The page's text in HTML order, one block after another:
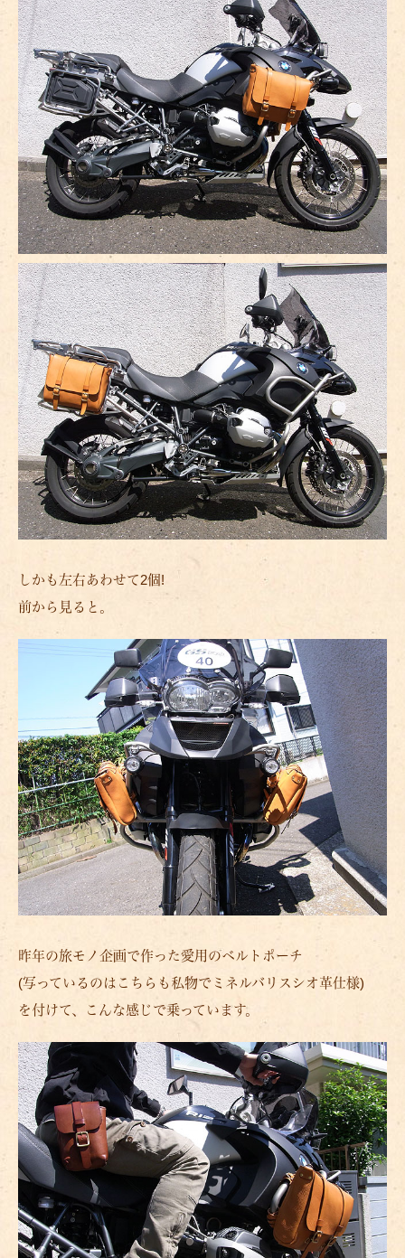
しかも左右あわせて2個!
前から見ると。
昨年の旅モノ企画で作った愛用のベルトポーチ
(写っているのはこちらも私物でミネルバリスシオ革仕様)
を付けて、こんな感じで乗っています。